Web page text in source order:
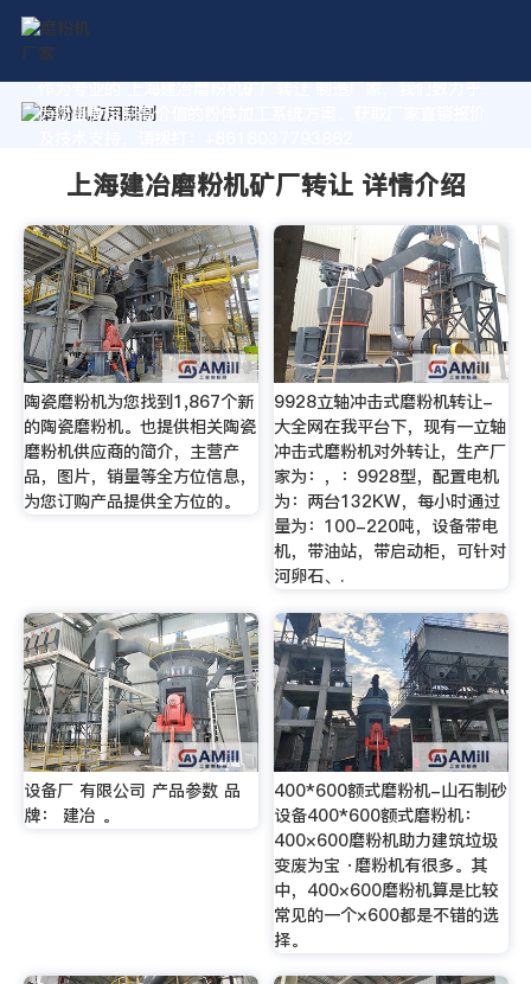
作为专业的 上海建冶磨粉机矿厂转让 制造厂家，我们致力于
为您量身定制高价值的粉体加工系统方案。获取厂家直销报价
上海建冶磨粉机矿厂转让 详情介绍
陶瓷磨粉机为您找到1,867个新
的陶瓷磨粉机。也提供相关陶瓷
磨粉机供应商的简介，主营产
品，图片，销量等全方位信息，
为您订购产品提供全方位的。
9928立轴冲击式磨粉机转让-
大全网在我平台下，现有一立轴
冲击式磨粉机对外转让，生产厂
家为：，：9928型，配置电机
为：两台132KW，每小时通过
量为：100-220吨，设备带电
机，带油站，带启动柜，可针对
河卵石、.
设备厂 有限公司 产品参数 品
牌： 建冶 。
400*600额式磨粉机-山石制砂
设备400*600额式磨粉机：
400×600磨粉机助力建筑垃圾
变废为宝 ·磨粉机有很多。其
中，400×600磨粉机算是比较
常见的一个×600都是不错的选
择。